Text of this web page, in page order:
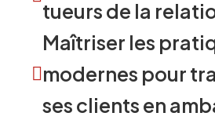
tueurs de la
Maîtriser les
modernes pour
ses clients en